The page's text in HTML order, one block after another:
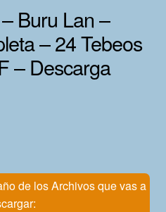
Buru Lan –
– 24 Tebeos
– Descarga
de los Archivos que vas a